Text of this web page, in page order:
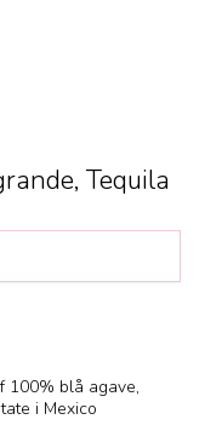
Tequila
100% blå agave,
i Mexico